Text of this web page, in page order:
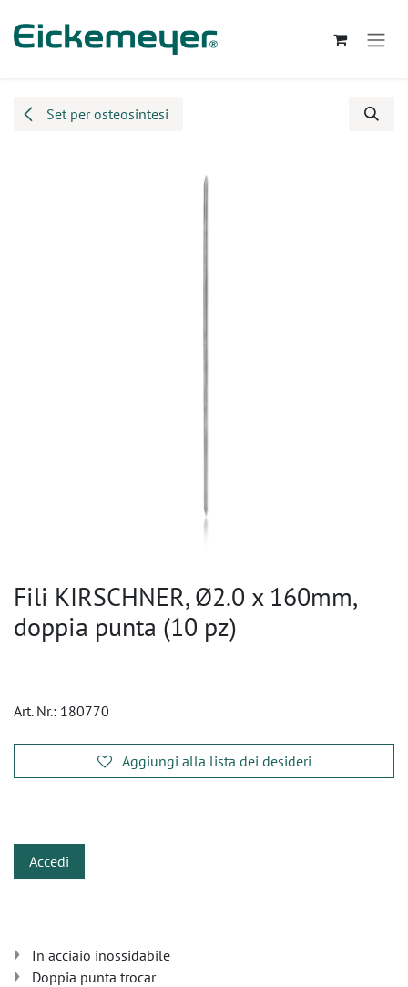
Set per osteosintesi
Fili KIRSCHNER, Ø2.0 x 160mm,
doppia punta (10 pz)
Art. Nr.: 180770
Aggiungi alla lista dei desideri
Accedi
In acciaio inossidabile
Doppia punta trocar